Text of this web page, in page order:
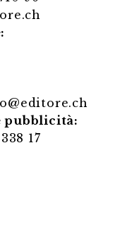
pubblicità:
17